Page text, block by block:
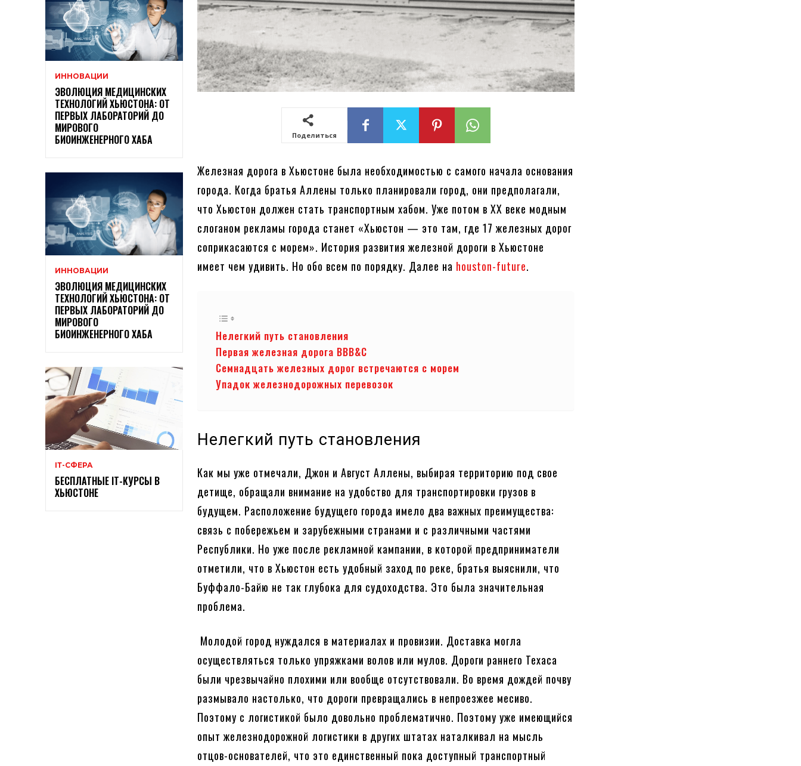
ИННОВАЦИИ
ЭВОЛЮЦИЯ МЕДИЦИНСКИХ
ТЕХНОЛОГИЙ ХЬЮСТОНА: ОТ
ПЕРВЫХ ЛАБОРАТОРИЙ ДО
МИРОВОГО
БИОИНЖЕНЕРНОГО ХАБА
ИННОВАЦИИ
ЭВОЛЮЦИЯ МЕДИЦИНСКИХ
ТЕХНОЛОГИЙ ХЬЮСТОНА: ОТ
ПЕРВЫХ ЛАБОРАТОРИЙ ДО
МИРОВОГО
БИОИНЖЕНЕРНОГО ХАБА
ІТ-СФЕРА
БЕСПЛАТНЫЕ ІТ-КУРСЫ В
ХЬЮСТОНЕ
Поделиться
Железная дорога в Хьюстоне была необходимостью с самого начала основания
города. Когда братья Аллены только планировали город, они предполагали,
что Хьюстон должен стать транспортным хабом. Уже потом в XX веке модным
слоганом рекламы города станет «Хьюстон — это там, где 17 железных дорог
соприкасаются с морем». История развития железной дороги в Хьюстоне
имеет чем удивить. Но обо всем по порядку. Далее на houston-future.
Нелегкий путь становления
Первая железная дорога BBB&C
Семнадцать железных дорог встречаются с морем
Упадок железнодорожных перевозок
Нелегкий путь становления
Как мы уже отмечали, Джон и Август Аллены, выбирая территорию под свое
детище, обращали внимание на удобство для транспортировки грузов в
будущем. Расположение будущего города имело два важных преимущества:
связь с побережьем и зарубежными странами и с различными частями
Республики. Но уже после рекламной кампании, в которой предприниматели
отметили, что в Хьюстон есть удобный заход по реке, братья выяснили, что
Буффало-Байю не так глубока для судоходства. Это была значительная
проблема.
Молодой город нуждался в материалах и провизии. Доставка могла
осуществляться только упряжками волов или мулов. Дороги раннего Техаса
были чрезвычайно плохими или вообще отсутствовали. Во время дождей почву
размывало настолько, что дороги превращались в непроезжее месиво.
Поэтому с логистикой было довольно проблематично. Поэтому уже имеющийся
опыт железнодорожной логистики в других штатах наталкивал на мысль
отцов-основателей, что это единственный пока доступный транспортный